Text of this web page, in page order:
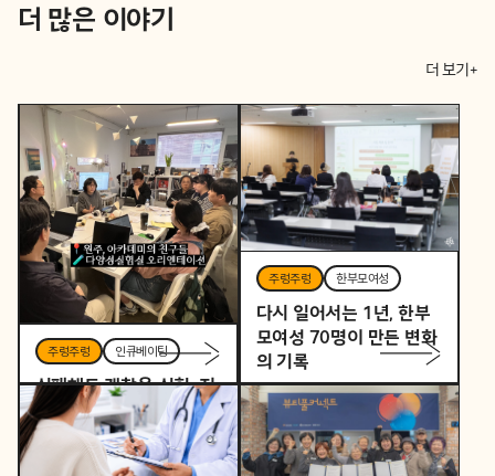
더 많은 이야기
더 보기+
주렁주렁 인큐베이팅
실패해도 괜찮은 실험, 지
역을 바꾸는 작은 시작
주렁주렁 한부모여성
다시 일어서는 1년, 한부
모여성 70명이 만든 변화
의 기록